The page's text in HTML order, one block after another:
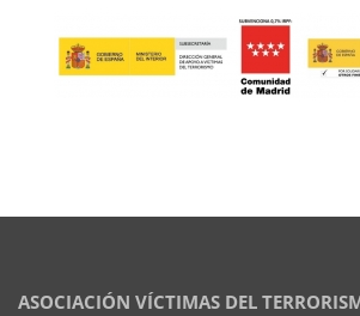
ASOCIACIÓN VÍCTIMAS DEL